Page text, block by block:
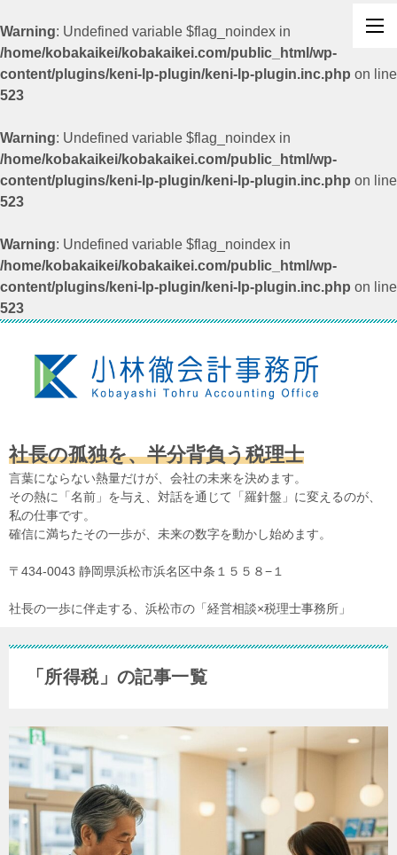
Warning: Undefined variable $flag_noindex in
/home/kobakaikei/kobakaikei.com/public_html/wp-
content/plugins/keni-lp-plugin/keni-lp-plugin.inc.php on line
523
Warning: Undefined variable $flag_noindex in
/home/kobakaikei/kobakaikei.com/public_html/wp-
content/plugins/keni-lp-plugin/keni-lp-plugin.inc.php on line
523
Warning: Undefined variable $flag_noindex in
/home/kobakaikei/kobakaikei.com/public_html/wp-
content/plugins/keni-lp-plugin/keni-lp-plugin.inc.php on line
523
社長の孤独を、半分背負う税理士
言葉にならない熱量だけが、会社の未来を決めます。
その熱に「名前」を与え、対話を通じて「羅針盤」に変えるのが、
私の仕事です。
確信に満ちたその一歩が、未来の数字を動かし始めます。
〒434-0043 静岡県浜松市浜名区中条１５５８−１
社長の一歩に伴走する、浜松市の「経営相談×税理士事務所」
「所得税」の記事一覧